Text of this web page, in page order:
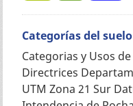
Categorías del
Categorias y Usos
Directrices
UTM Zona 21 Sur